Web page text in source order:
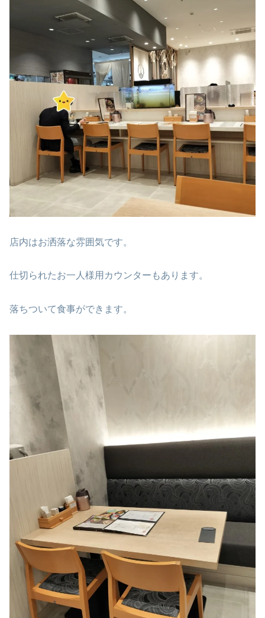
店内はお洒落な雰囲気です。
仕切られたお一人様用カウンターもあります。
落ちついて食事ができます。